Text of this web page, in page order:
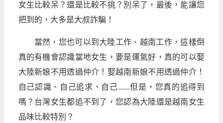
女生比較呆？還是比較不挑？別呆了，最後，能讓您
把到的，大多是大叔詐騙！
當然，您也可以到大陸工作、越南工作，這樣倒
真的有機會認識當地女生，要是運氣好，真的可以娶
大陸新娘不用透過仲介！娶越南新娘不用透過仲介！
自己認識、自己追求、自己......但是，您真的追得到
嗎？台灣女生都追不到了，您認為大陸還是越南女生
品味比較特別？